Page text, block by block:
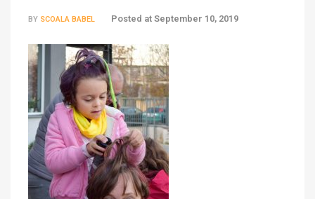
BY SCOALA BABEL Posted at September 10, 2019